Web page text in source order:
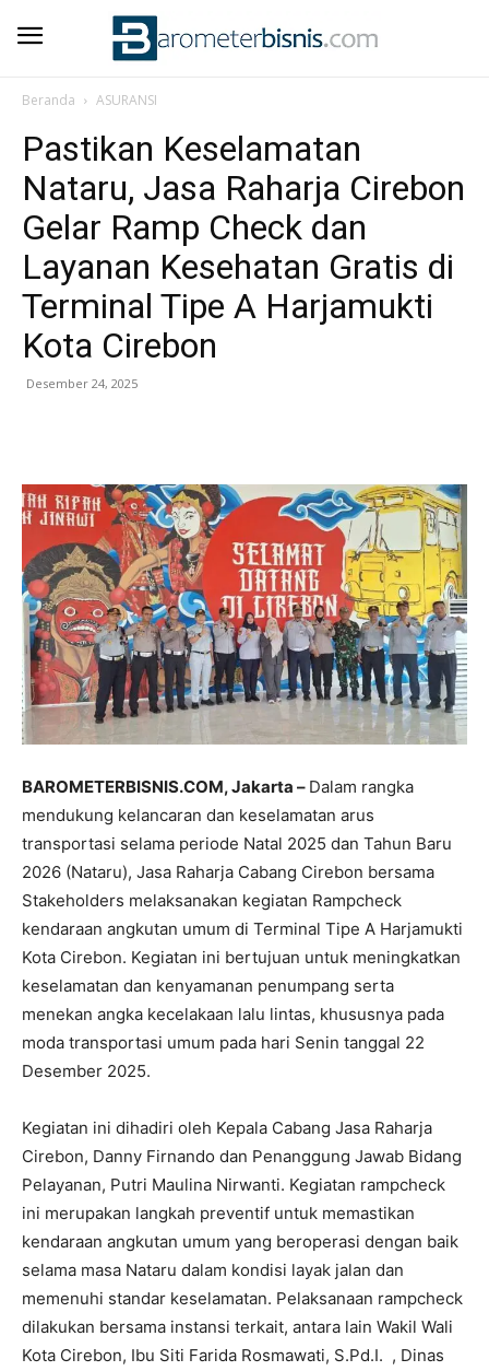
Beranda ASURANSI
Pastikan Keselamatan
Nataru, Jasa Raharja Cirebon
Gelar Ramp Check dan
Layanan Kesehatan Gratis di
Terminal Tipe A Harjamukti
Kota Cirebon
Desember 24, 2025
BAROMETERBISNIS.COM, Jakarta – Dalam rangka
mendukung kelancaran dan keselamatan arus
transportasi selama periode Natal 2025 dan Tahun Baru
2026 (Nataru), Jasa Raharja Cabang Cirebon bersama
Stakeholders melaksanakan kegiatan Rampcheck
kendaraan angkutan umum di Terminal Tipe A Harjamukti
Kota Cirebon. Kegiatan ini bertujuan untuk meningkatkan
keselamatan dan kenyamanan penumpang serta
menekan angka kecelakaan lalu lintas, khususnya pada
moda transportasi umum pada hari Senin tanggal 22
Desember 2025.
Kegiatan ini dihadiri oleh Kepala Cabang Jasa Raharja
Cirebon, Danny Firnando dan Penanggung Jawab Bidang
Pelayanan, Putri Maulina Nirwanti. Kegiatan rampcheck
ini merupakan langkah preventif untuk memastikan
kendaraan angkutan umum yang beroperasi dengan baik
selama masa Nataru dalam kondisi layak jalan dan
memenuhi standar keselamatan. Pelaksanaan rampcheck
dilakukan bersama instansi terkait, antara lain Wakil Wali
Kota Cirebon, Ibu Siti Farida Rosmawati, S.Pd.I. , Dinas